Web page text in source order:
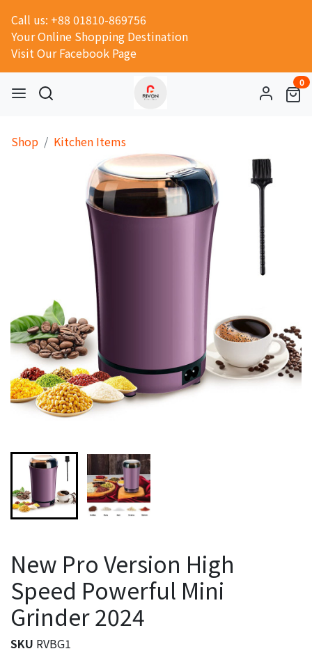
Call us: +88 01810-869756
Your Online Shopping Destination
Visit Our Facebook Page
0
Shop Kitchen Items
New Pro Version High
Speed Powerful Mini
Grinder 2024
SKU RVBG1